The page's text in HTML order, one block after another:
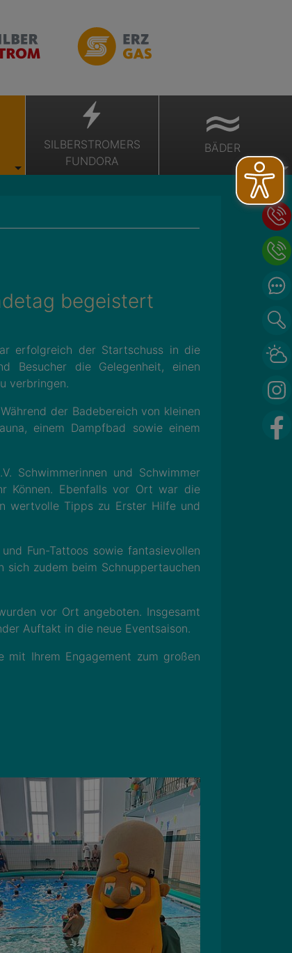
SILBERSTROMERS
FUNDORA
BÄDER
begeistert
erfolgreich der Startschuss in die
Besucher die Gelegenheit, einen
verbringen.
der Badebereich von kleinen
einem Dampfbad sowie einem
Schwimmerinnen und Schwimmer
Können. Ebenfalls vor Ort war die
wertvolle Tipps zu Erster Hilfe und
Fun-Tattoos sowie fantasievollen
sich zudem beim Schnuppertauchen
vor Ort angeboten. Insgesamt
Auftakt in die neue Eventsaison.
mit Ihrem Engagement zum großen